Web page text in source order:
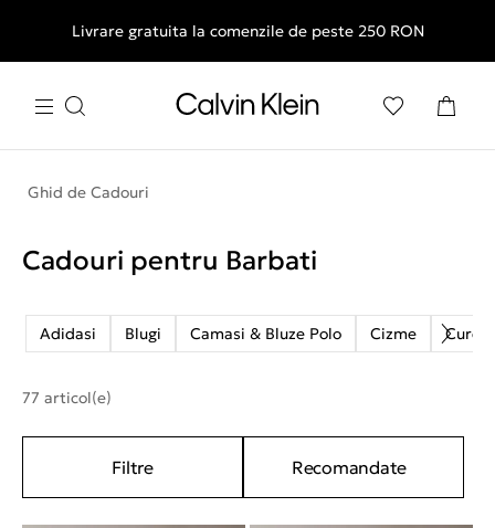
Livrare gratuita la comenzile de peste 250 RON
Ghid de Cadouri
Cadouri pentru Barbati
Adidasi Blugi Camasi & Bluze Polo Cizme Curele
77 articol(e)
Filtre Recomandate